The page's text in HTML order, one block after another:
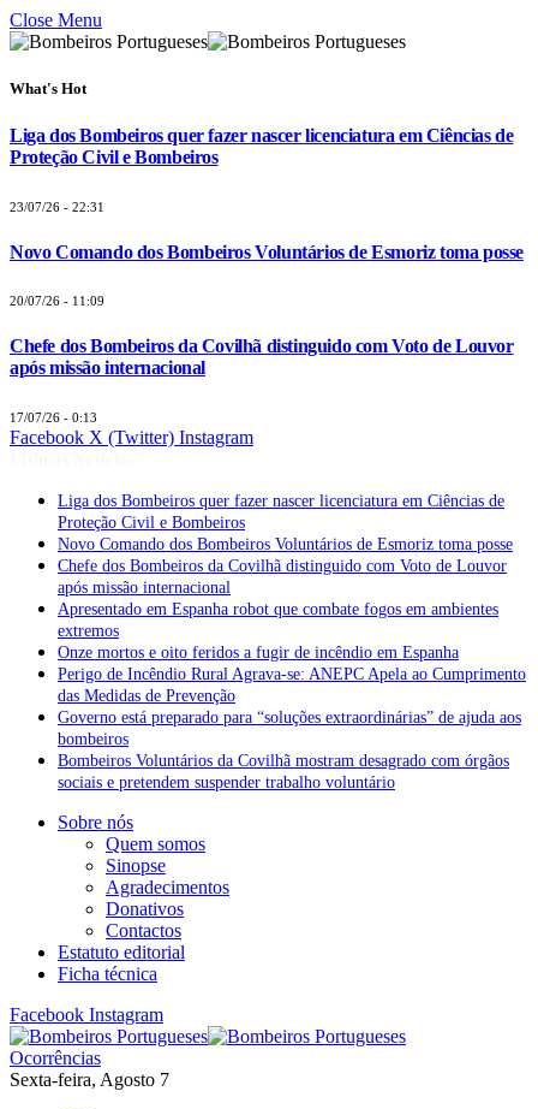
Close Menu
What's Hot
Liga dos Bombeiros quer fazer nascer licenciatura em Ciências de
Proteção Civil e Bombeiros
23/07/26 - 22:31
Novo Comando dos Bombeiros Voluntários de Esmoriz toma posse
20/07/26 - 11:09
Chefe dos Bombeiros da Covilhã distinguido com Voto de Louvor
após missão internacional
17/07/26 - 0:13
Facebook X (Twitter) Instagram
Liga dos Bombeiros quer fazer nascer licenciatura em Ciências de
Proteção Civil e Bombeiros
Novo Comando dos Bombeiros Voluntários de Esmoriz toma posse
Chefe dos Bombeiros da Covilhã distinguido com Voto de Louvor
após missão internacional
Apresentado em Espanha robot que combate fogos em ambientes
extremos
Onze mortos e oito feridos a fugir de incêndio em Espanha
Perigo de Incêndio Rural Agrava-se: ANEPC Apela ao Cumprimento
das Medidas de Prevenção
Governo está preparado para “soluções extraordinárias” de ajuda aos
bombeiros
Bombeiros Voluntários da Covilhã mostram desagrado com órgãos
sociais e pretendem suspender trabalho voluntário
Sobre nós
Quem somos
Sinopse
Agradecimentos
Donativos
Contactos
Estatuto editorial
Ficha técnica
Facebook Instagram
Ocorrências
Sexta-feira, Agosto 7